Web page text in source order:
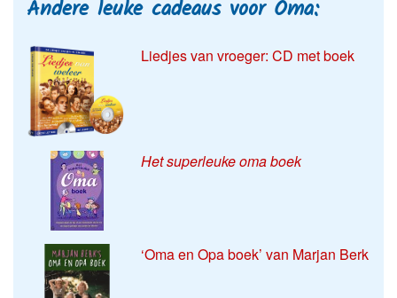
Andere leuke cadeaus voor Oma:
Liedjes van vroeger: CD met boek
Het superleuke oma boek
‘Oma en Opa boek’ van Marjan Berk